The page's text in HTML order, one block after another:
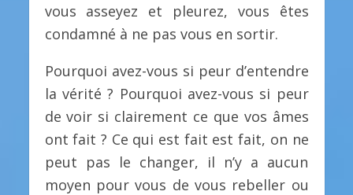
vous asseyez et pleurez, vous êtes
condamné à ne pas vous en sortir.
Pourquoi avez-vous si peur d’entendre
la vérité ? Pourquoi avez-vous si peur
de voir si clairement ce que vos âmes
ont fait ? Ce qui est fait est fait, on ne
peut pas le changer, il n’y a aucun
moyen pour vous de vous rebeller ou